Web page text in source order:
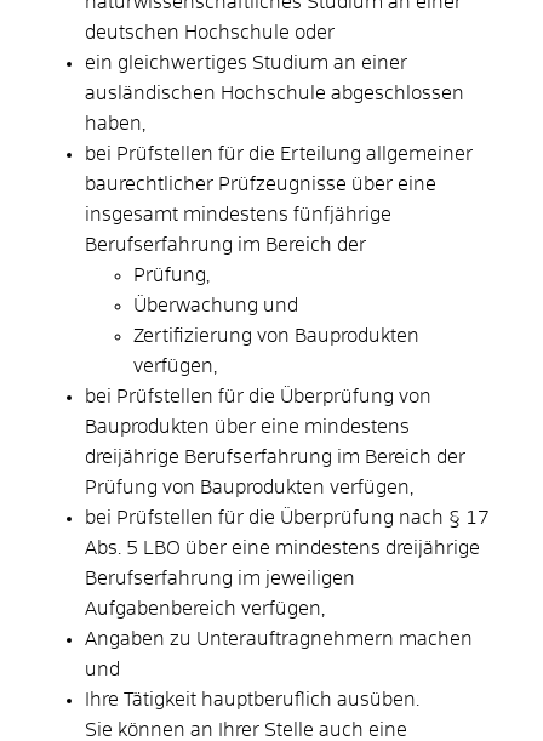
deutschen Hochschule oder
ein gleichwertiges Studium an einer
ausländischen Hochschule abgeschlossen
haben,
bei Prüfstellen für die Erteilung allgemeiner
baurechtlicher Prüfzeugnisse über eine
insgesamt mindestens fünfjährige
Berufserfahrung im Bereich der
Prüfung,
Überwachung und
Zertifizierung von Bauprodukten
verfügen,
bei Prüfstellen für die Überprüfung von
Bauprodukten über eine mindestens
dreijährige Berufserfahrung im Bereich der
Prüfung von Bauprodukten verfügen,
bei Prüfstellen für die Überprüfung nach § 17
Abs. 5 LBO über eine mindestens dreijährige
Berufserfahrung im jeweiligen
Aufgabenbereich verfügen,
Angaben zu Unterauftragnehmern machen
und
Ihre Tätigkeit hauptberuflich ausüben.
Sie können an Ihrer Stelle auch eine